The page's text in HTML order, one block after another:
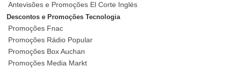
Antevisões e Promoções El Corte Inglés
Descontos e Promoções Tecnologia
Promoções Fnac
Promoções Rádio Popular
Promoções Box Auchan
Promoções Media Markt